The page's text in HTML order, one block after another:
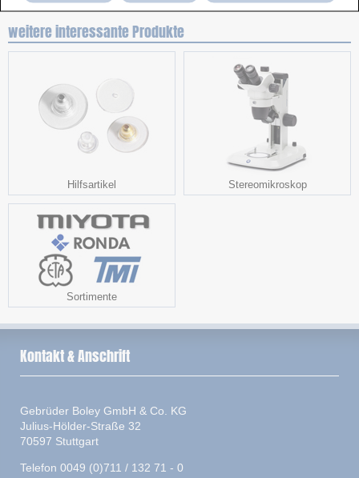
weitere interessante Produkte
Hilfsartikel Stereomikroskop
Sortimente
Kontakt & Anschrift
Gebrüder Boley GmbH & Co. KG
Julius-Hölder-Straße 32
70597 Stuttgart
Telefon 0049 (0)711 / 132 71 - 0